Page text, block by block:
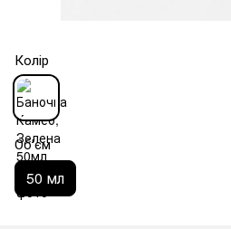
Колір
Об'єм
50 мл